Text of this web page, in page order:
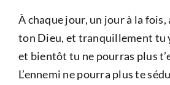
À chaque jour, un jour à la
ton Dieu, et tranquillement tu
et bientôt tu ne pourras plus
L’ennemi ne pourra plus te